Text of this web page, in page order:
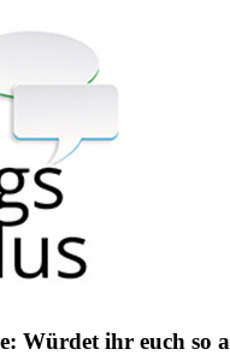
Würdet ihr euch so